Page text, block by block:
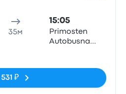
35м
15:05
Primosten
Autobusna
531 ₽